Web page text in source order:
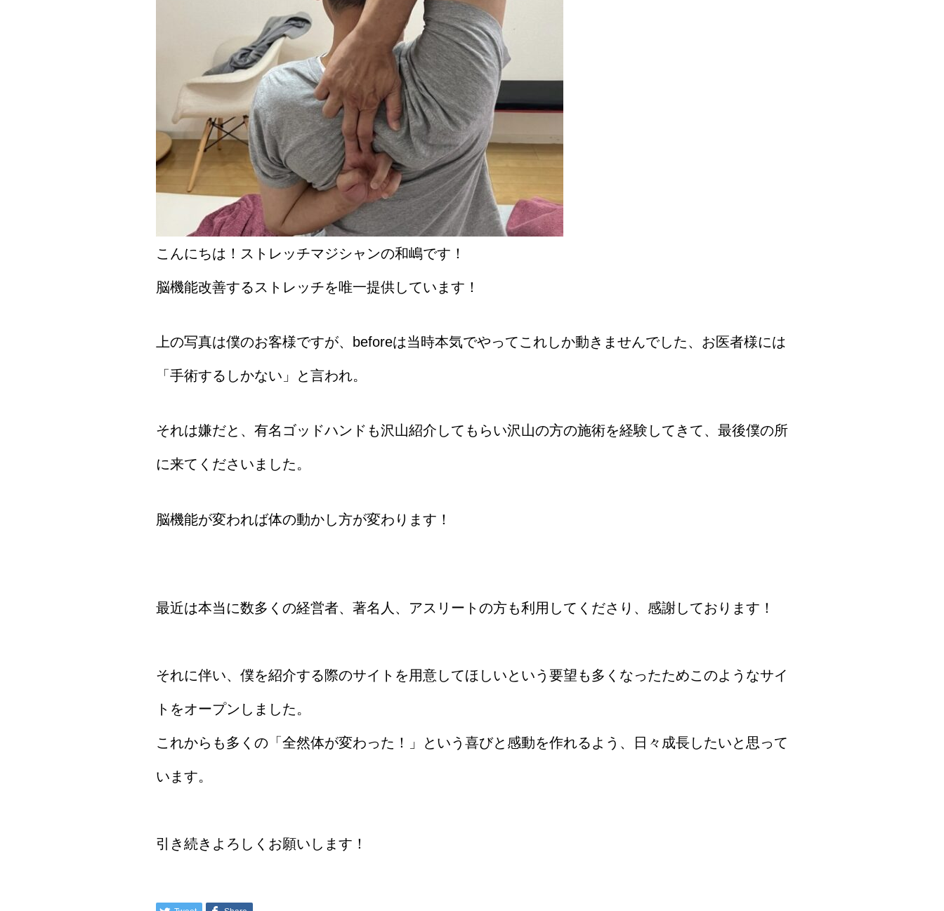
こんにちは！ストレッチマジシャンの和嶋です！
脳機能改善するストレッチを唯一提供しています！
上の写真は僕のお客様ですが、beforeは当時本気でやってこれしか動きませんでした、お医者様には
「手術するしかない」と言われ。
それは嫌だと、有名ゴッドハンドも沢山紹介してもらい沢山の方の施術を経験してきて、最後僕の所
に来てくださいました。
脳機能が変われば体の動かし方が変わります！
最近は本当に数多くの経営者、著名人、アスリートの方も利用してくださり、感謝しております！
それに伴い、僕を紹介する際のサイトを用意してほしいという要望も多くなったためこのようなサイ
トをオープンしました。
これからも多くの「全然体が変わった！」という喜びと感動を作れるよう、日々成長したいと思って
います。
引き続きよろしくお願いします！